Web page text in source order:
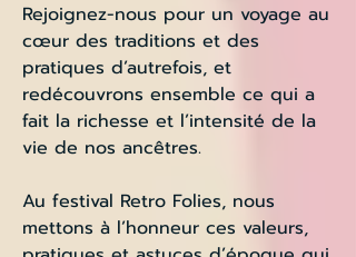
Rejoignez-nous pour un voyage au
cœur des traditions et des
pratiques d’autrefois, et
redécouvrons ensemble ce qui a
fait la richesse et l’intensité de la
vie de nos ancêtres.
Au festival Retro Folies, nous
mettons à l’honneur ces valeurs,